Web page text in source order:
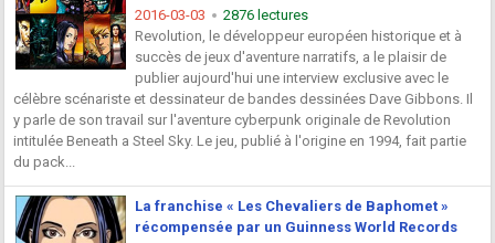
2016-03-03
2876 lectures
Revolution, le développeur européen historique et à
succès de jeux d'aventure narratifs, a le plaisir de
publier aujourd'hui une interview exclusive avec le
célèbre scénariste et dessinateur de bandes dessinées Dave Gibbons. Il
y parle de son travail sur l'aventure cyberpunk originale de Revolution
intitulée Beneath a Steel Sky. Le jeu, publié à l'origine en 1994, fait partie
du pack...
La franchise « Les Chevaliers de Baphomet »
récompensée par un Guinness World Records